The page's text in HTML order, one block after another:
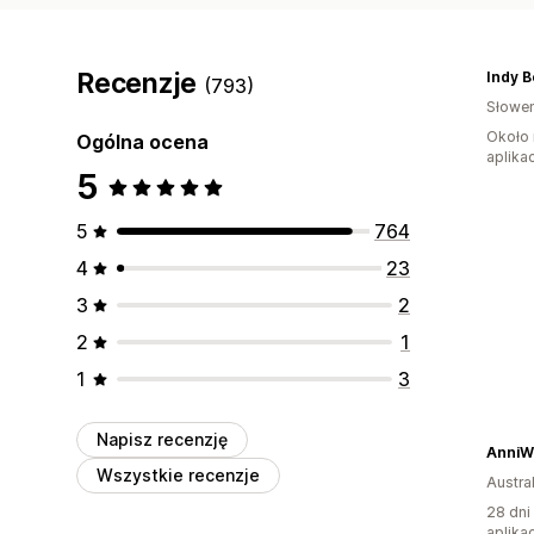
Recenzje (793)
Ogólna ocena
5
5
764
4
23
3
2
2
1
1
3
Napisz recenzję
Wszystkie recenzje
Indy
28 dni